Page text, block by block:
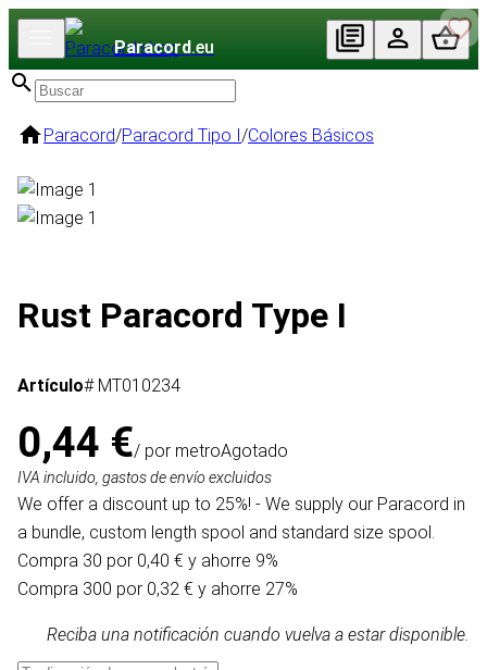
Paracord.eu
Paracord/Paracord Tipo I/Colores Básicos
Rust Paracord Type I
Artículo# MT010234
0,44 €/ por metroAgotado
IVA incluido, gastos de envío excluidos
We offer a discount up to 25%! - We supply our Paracord in
a bundle, custom length spool and standard size spool.
Compra 30 por 0,40 € y ahorre 9%
Compra 300 por 0,32 € y ahorre 27%
Reciba una notificación cuando vuelva a estar disponible.